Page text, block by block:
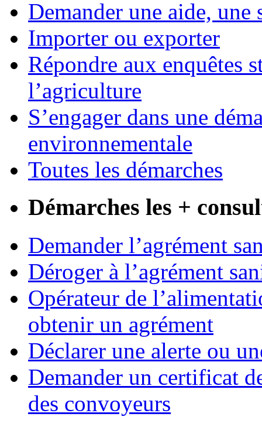
Demander une aide, une
Importer ou exporter
Répondre aux enquêtes
l’agriculture
S’engager dans une
environnementale
Toutes les démarches
Démarches les +
Demander l’agrément
Déroger à l’agrément
Opérateur de
obtenir un agrément
Déclarer une alerte ou
Demander un certificat
des convoyeurs